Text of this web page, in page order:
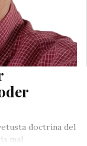
doctrina del
mal